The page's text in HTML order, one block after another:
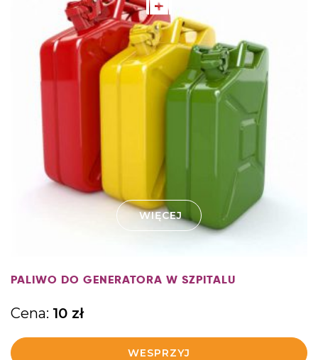
WIĘCEJ
PALIWO DO GENERATORA W SZPITALU
Cena: 10 zł
WESPRZYJ